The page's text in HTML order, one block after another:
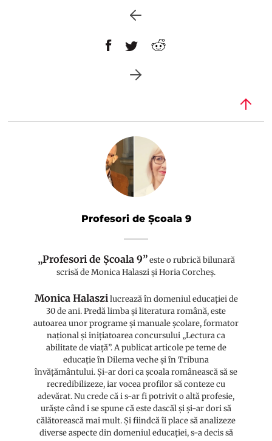
Profesori de Școala 9
„Profesori de Școala 9”este o rubrică bilunară
scrisă de Monica Halaszi și Horia Corcheș.
Monica Halaszilucrează în domeniul educației de
30 de ani. Predă limba și literatura română, este
autoarea unor programe și manuale școlare, formator
național și inițiatoarea concursului „Lectura ca
abilitate de viață”. A publicat articole pe teme de
educație în Dilema veche și în Tribuna
învățământului. Și-ar dori ca școala românească să se
recredibilizeze, iar vocea profilor să conteze cu
adevărat. Nu crede că i s-ar fi potrivit o altă profesie,
urăște când i se spune că este dascăl și și-ar dori să
călătorească mai mult. Și fiindcă îi place să analizeze
diverse aspecte din domeniul educației, s-a decis să